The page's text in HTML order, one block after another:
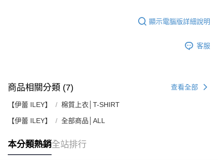
顯示電腦版詳細說明
客服
商品相關分類 (7) 查看全部
【伊蕾 ILEY】 棉質上衣│T-SHIRT
【伊蕾 ILEY】 全部商品│ALL
本分類熱銷全站排行